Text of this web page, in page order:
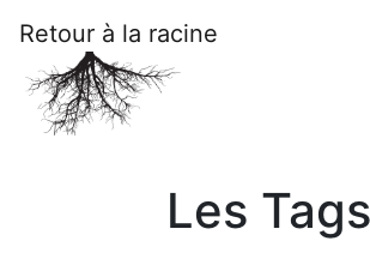
Retour à la racine
Les Tags